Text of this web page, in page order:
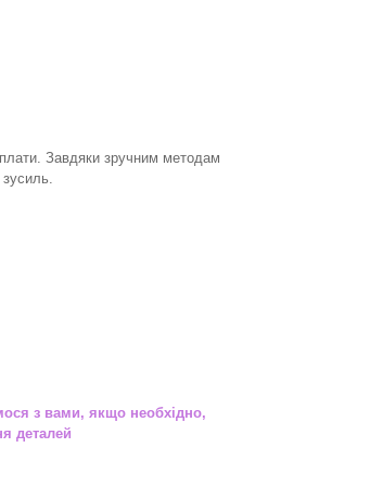
Завдяки зручним методам
з вами, якщо необхідно,
деталей